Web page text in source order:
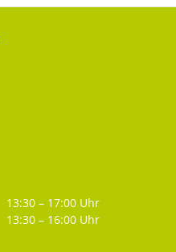
13:30 – 17:00 Uhr
13:30 – 16:00 Uhr